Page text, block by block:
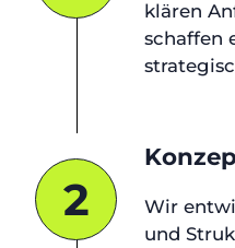
klären
schaffen
2
Wir
und